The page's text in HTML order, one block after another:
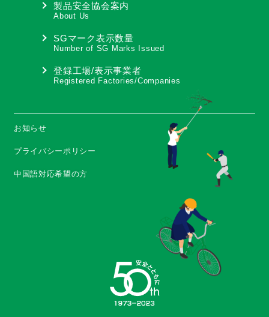
製品安全協会案内
About Us
SGマーク表示数量
Number of SG Marks Issued
登録工場/表示事業者
Registered Factories/Companies
お知らせ
プライバシーポリシー
中国語対応希望の方